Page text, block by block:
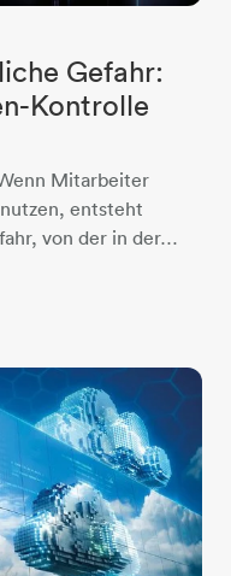
Gefahr:
Kontrolle
Mitarbeiter
entsteht
von der in der…